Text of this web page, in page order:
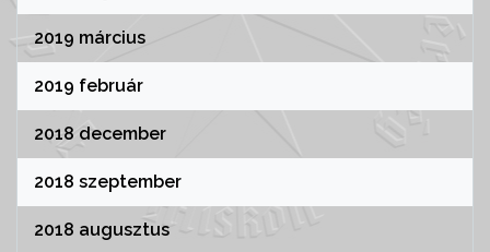
2019 március
2019 február
2018 december
2018 szeptember
2018 augusztus